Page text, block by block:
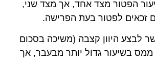
הפטור מצד אחד, אך מצד שני,
זכאים לפטור בעת הפרישה.
לבצע היוון קצבה (משיכה בסכום
בשיעור גדול יותר מבעבר, אך